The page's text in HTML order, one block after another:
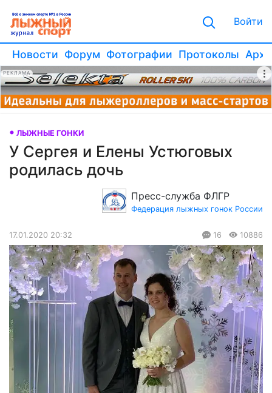
Войти
Новости Форум Фотографии Протоколы
РЕКЛАМА
ЛЫЖНЫЕ ГОНКИ
У Сергея и Елены Устюговых
родилась дочь
Пресс-служба ФЛГР
Федерация лыжных гонок России
17.01.2020 20:32 16 10886